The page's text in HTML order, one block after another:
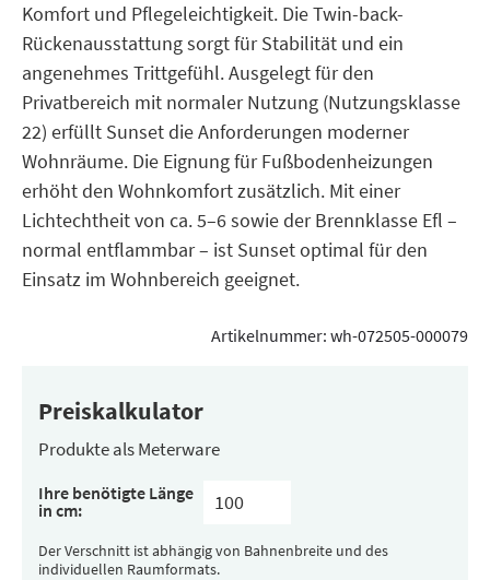
Komfort und Pflegeleichtigkeit. Die Twin-back-
Rückenausstattung sorgt für Stabilität und ein
angenehmes Trittgefühl. Ausgelegt für den
Privatbereich mit normaler Nutzung (Nutzungsklasse
22) erfüllt Sunset die Anforderungen moderner
Wohnräume. Die Eignung für Fußbodenheizungen
erhöht den Wohnkomfort zusätzlich. Mit einer
Lichtechtheit von ca. 5–6 sowie der Brennklasse Efl –
normal entflammbar – ist Sunset optimal für den
Einsatz im Wohnbereich geeignet.
Artikelnummer: wh-072505-000079
Preiskalkulator
Produkte als Meterware
Ihre benötigte Länge
in cm:
Der Verschnitt ist abhängig von Bahnenbreite und des
individuellen Raumformats.